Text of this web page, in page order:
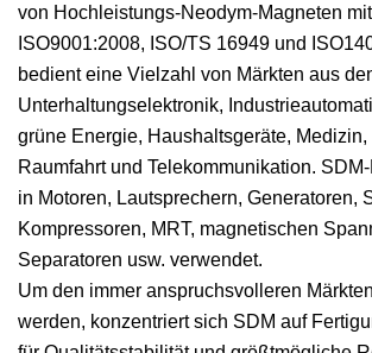
von Hochleistungs-Neodym-Magneten
ISO9001:2008, ISO/TS 16949 und
bedient eine Vielzahl von Märkten aus
Unterhaltungselektronik,
grüne Energie, Haushaltsgeräte, Medizin,
Raumfahrt und Telekommunikation.
in Motoren, Lautsprechern, Generatoren,
Kompressoren, MRT, magnetischen
Separatoren usw. verwendet.
Um den immer anspruchsvolleren
werden, konzentriert sich SDM auf